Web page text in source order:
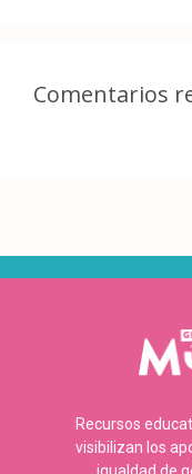
Comentarios
Recursos
visibilizan los
igualdad de